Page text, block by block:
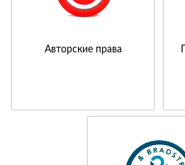
Авторские права